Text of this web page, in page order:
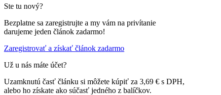
Ste tu nový?
Bezplatne sa zaregistrujte a my vám na privítanie
darujeme jeden článok zadarmo!
Zaregistrovať a získať článok zadarmo
Už u nás máte účet?
Uzamknutú časť článku si môžete kúpiť za 3,69 € s DPH,
alebo ho získate ako súčasť jedného z balíčkov.